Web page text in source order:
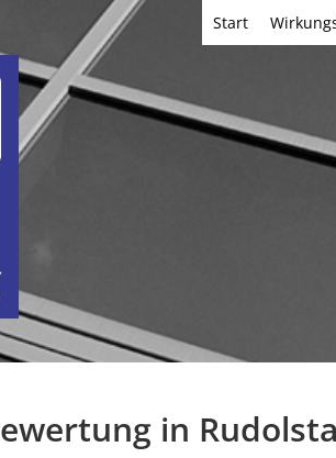
Start
in